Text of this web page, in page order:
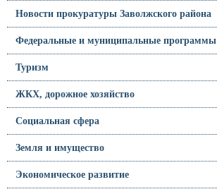
Новости прокуратуры Заволжского района
Федеральные и муниципальные программы
Туризм
ЖКХ, дорожное хозяйство
Социальная сфера
Земля и имущество
Экономическое развитие